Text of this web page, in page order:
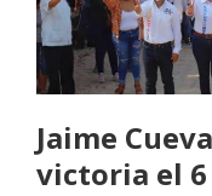
Jaime
victoria el 6